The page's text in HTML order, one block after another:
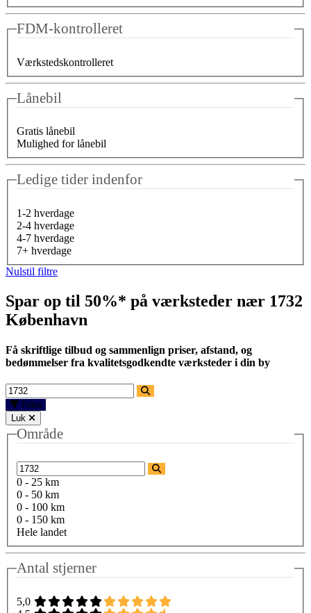
FDM-kontrolleret
Værkstedskontrolleret
Lånebil
Gratis lånebil
Mulighed for lånebil
Ledige tider indenfor
1-2 hverdage
2-4 hverdage
4-7 hverdage
7+ hverdage
Nulstil filtre
Spar op til 50%* på værksteder nær 1732
København
Få skriftlige tilbud og sammenlign priser, afstand, og
bedømmelser fra kvalitetsgodkendte værksteder i din by
Filtre
Luk
Område
0 - 25 km
0 - 50 km
0 - 100 km
0 - 150 km
Hele landet
Antal stjerner
5,0